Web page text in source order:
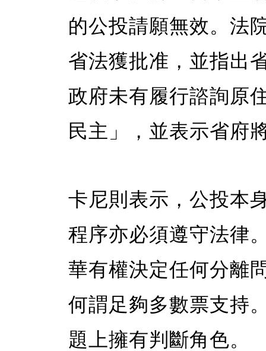
的公投請願無效。法
省法獲批准，並指出
政府未有履行諮詢原
民主」，並表示省府
卡尼則表示，公投本
程序亦必須遵守法律
華有權決定任何分離
何謂足夠多數票支持
題上擁有判斷角色。